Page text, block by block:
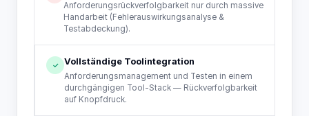
Anforderungsrückverfolgbarkeit nur durch massive
Handarbeit (Fehlerauswirkungsanalyse &
Testabdeckung).
✓ Vollständige Toolintegration
Anforderungsmanagement und Testen in einem
durchgängigen Tool-Stack — Rückverfolgbarkeit
auf Knopfdruck.